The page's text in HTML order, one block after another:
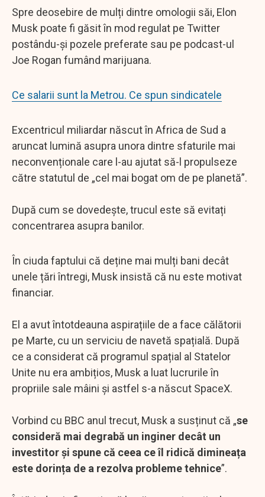
Spre deosebire de mulți dintre omologii săi, Elon
Musk poate fi găsit în mod regulat pe Twitter
postându-și pozele preferate sau pe podcast-ul
Joe Rogan fumând marijuana.
Ce salarii sunt la Metrou. Ce spun sindicatele
Excentricul miliardar născut în Africa de Sud a
aruncat lumină asupra unora dintre sfaturile mai
neconvenționale care l-au ajutat să-l propulseze
către statutul de „cel mai bogat om de pe planetă”.
După cum se dovedește, trucul este să evitați
concentrarea asupra banilor.
În ciuda faptului că deține mai mulți bani decât
unele țări întregi, Musk insistă că nu este motivat
financiar.
El a avut întotdeauna aspirațiile de a face călătorii
pe Marte, cu un serviciu de navetă spațială. După
ce a considerat că programul spațial al Statelor
Unite nu era ambițios, Musk a luat lucrurile în
propriile sale mâini și astfel s-a născut SpaceX.
Vorbind cu BBC anul trecut, Musk a susținut că „se
consideră mai degrabă un inginer decât un
investitor și spune că ceea ce îl ridică dimineața
este dorința de a rezolva probleme tehnice”.